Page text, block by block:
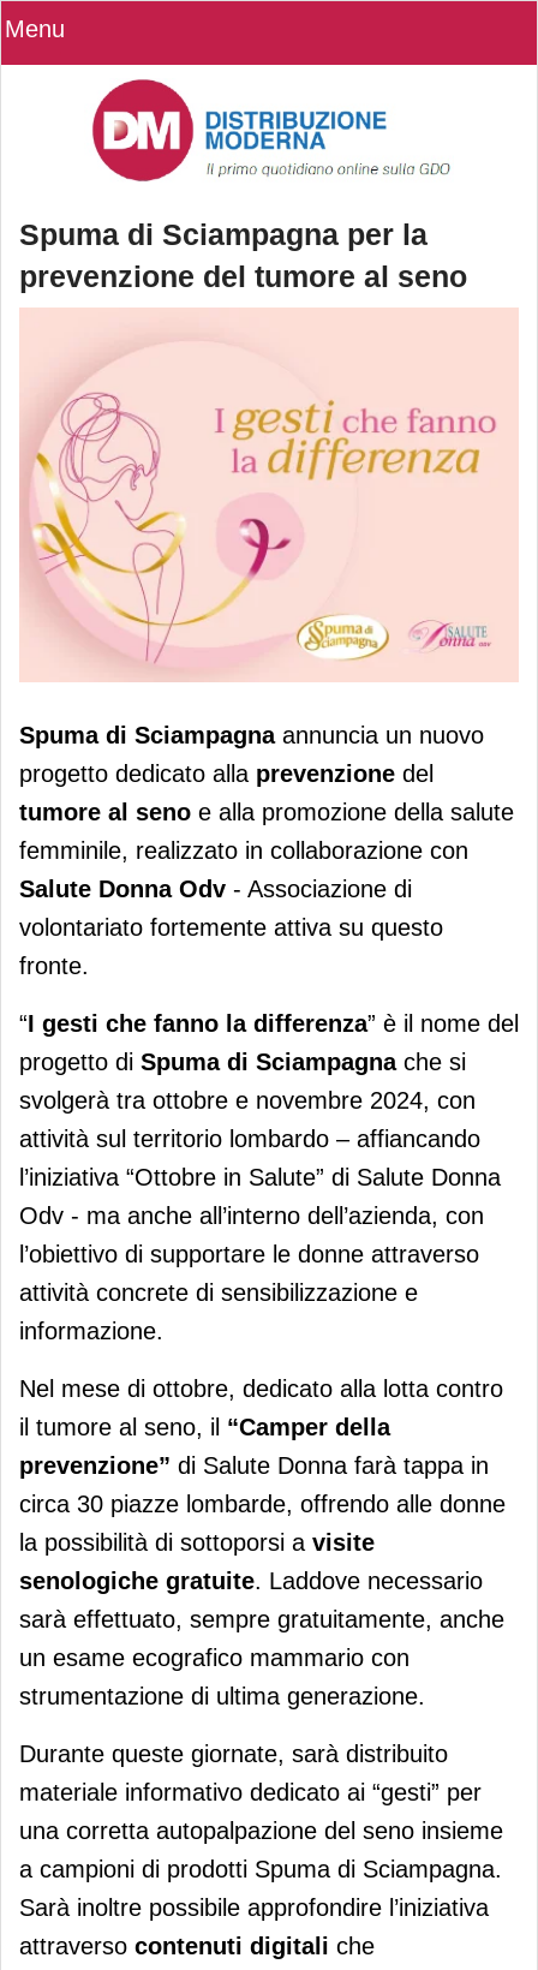
Menu
Spuma di Sciampagna per la
prevenzione del tumore al seno
Spuma di Sciampagna per la
prevenzione del tumore al seno
Spuma di Sciampagnaannuncia un nuovo
progetto dedicato alla prevenzione del
tumore al seno e alla promozione della salute
femminile, realizzato in collaborazione con
Salute Donna Odv - Associazione di
volontariato fortemente attiva su questo
fronte.
“I gesti che fanno la differenza” è il nome del
progetto di Spuma di Sciampagnache si
svolgerà tra ottobre e novembre 2024, con
attività sul territorio lombardo – affiancando
l’iniziativa “Ottobre in Salute” di Salute Donna
Odv - ma anche all’interno dell’azienda, con
l’obiettivo di supportare le donne attraverso
attività concrete di sensibilizzazione e
informazione.
Nel mese di ottobre, dedicato alla lotta contro
il tumore al seno, il “Camper della
prevenzione” di Salute Donna farà tappa in
circa 30 piazze lombarde, offrendo alle donne
la possibilità di sottoporsi a visite
senologiche gratuite. Laddove necessario
sarà effettuato, sempre gratuitamente, anche
un esame ecografico mammario con
strumentazione di ultima generazione.
Durante queste giornate, sarà distribuito
materiale informativo dedicato ai “gesti” per
una corretta autopalpazione del seno insieme
a campioni di prodotti Spuma di Sciampagna.
Sarà inoltre possibile approfondire l’iniziativa
attraverso contenuti digitali che